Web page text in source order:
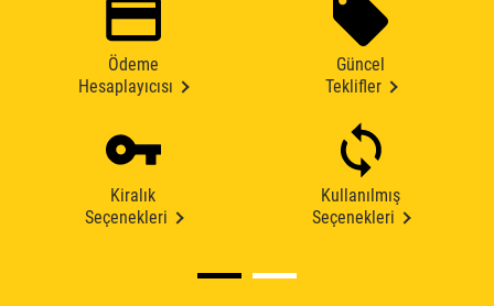
Ödeme
Hesaplayıcısı
Güncel
Teklifler
Kiralık
Seçenekleri
Kullanılmış
Seçenekleri